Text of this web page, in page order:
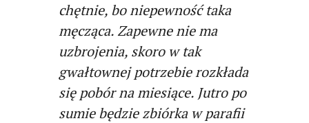
chętnie, bo niepewność taka
męcząca. Za­pewne nie ma
uzbrojenia, skoro w tak
gwałtownej potrzebie rozkłada
się pobór na miesiące. Jutro po
sumie będzie zbiórka w parafii